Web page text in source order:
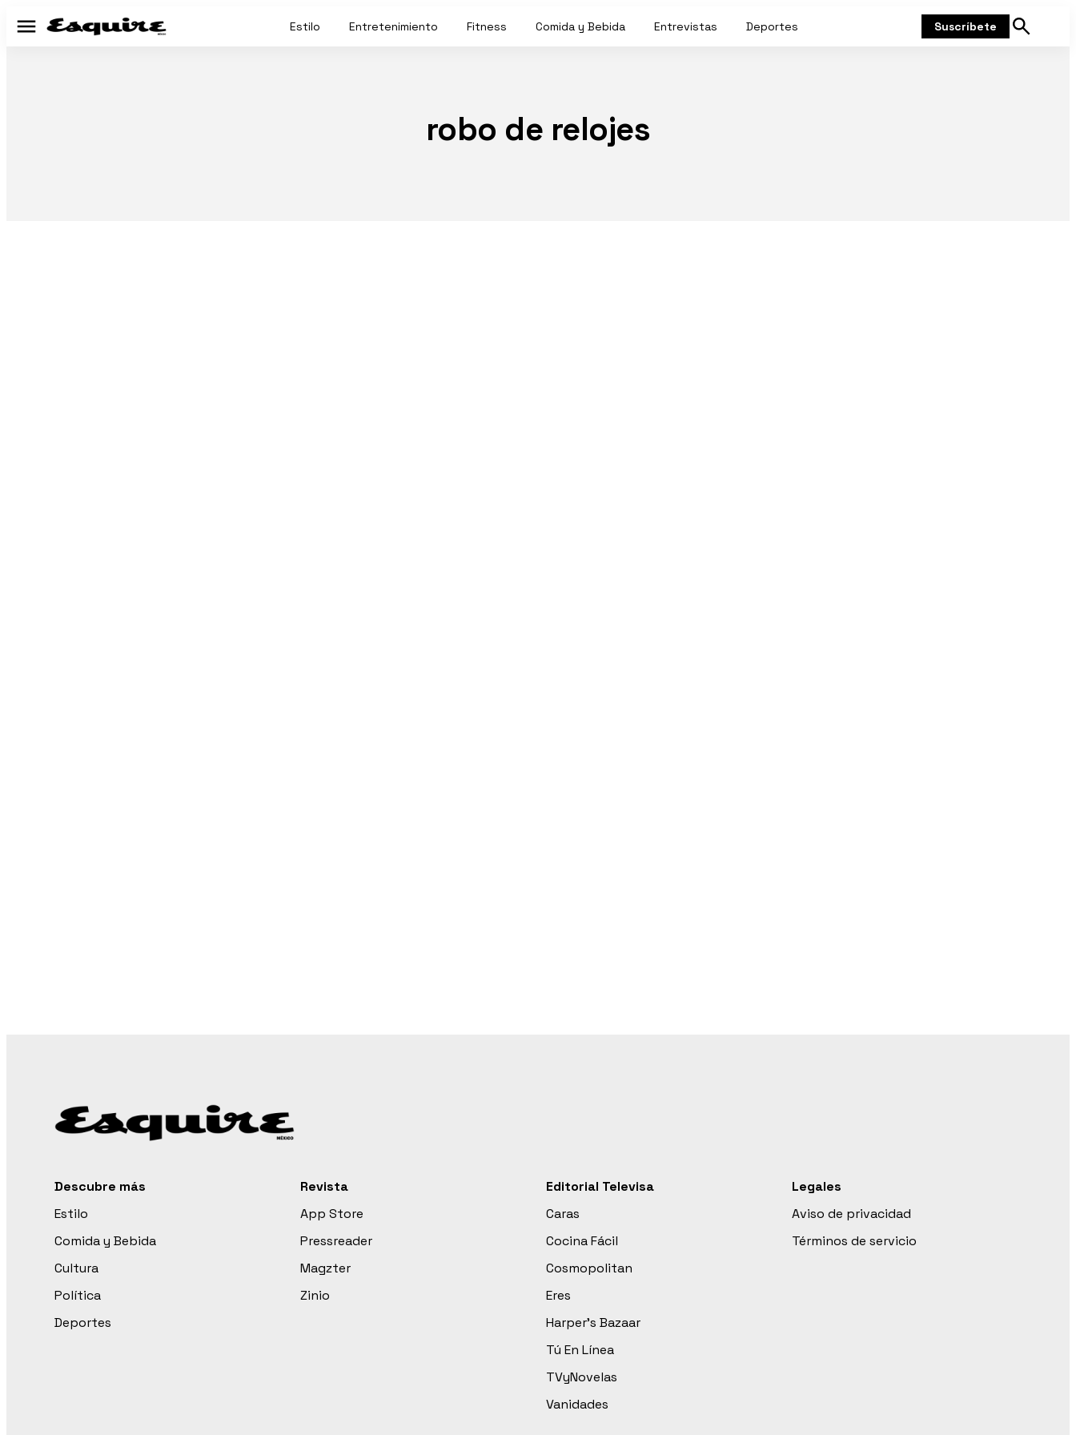
Menú Estilo Entretenimiento Fitness Comida y Bebida Entrevistas Deportes Suscríbete
Mostrar
robo de relojes
Descubre más
Estilo
Comida y Bebida
Cultura
Política
Deportes
Revista
App Store
Pressreader
Magzter
Zinio
Editorial Televisa
Caras
Cocina Fácil
Cosmopolitan
Eres
Harper’s Bazaar
Tú En Línea
TVyNovelas
Vanidades
Legales
Aviso de privacidad
Términos de servicio